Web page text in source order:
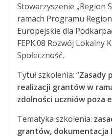
Stowarzyszenie „Region
ramach Programu
Europejskie dla
FEPK.08 Rozwój Lokalny
Społeczność.
Tytuł szkolenia: “Zasady
realizacji grantów w
zdolności uczniów poza
Tematyka szkolenia:
grantów, dokumentacja